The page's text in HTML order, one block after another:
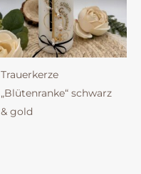
Trauerkerze
„Blütenranke“ schwarz
& gold